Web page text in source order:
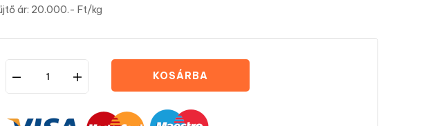
ár: 20.000.- Ft/kg
KOSÁRBA